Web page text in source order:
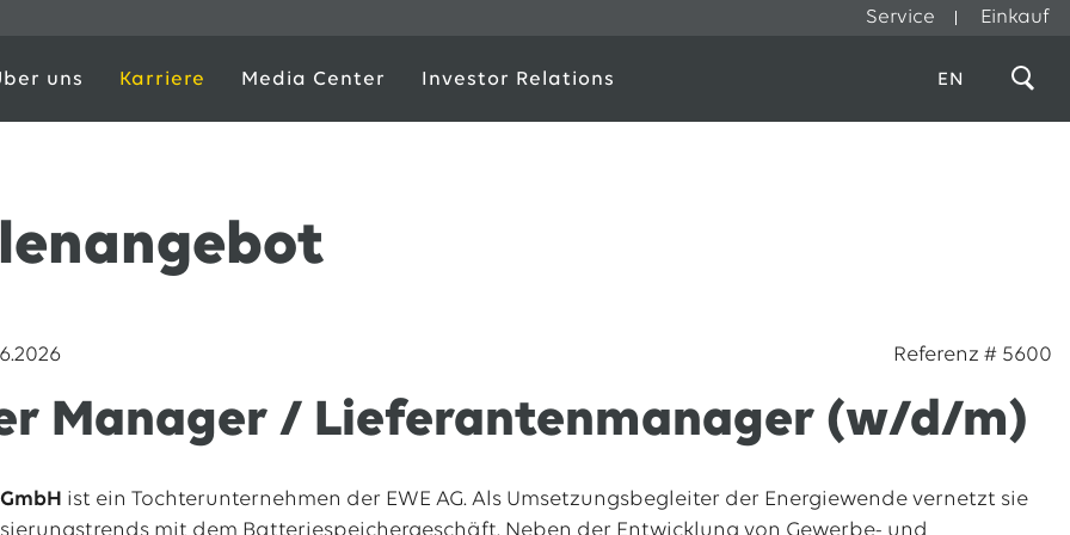
Service Einkauf
uns Karriere Media Center Investor Relations EN
Referenz # 5600
Manager / Lieferantenmanager (w/d/m)
ist ein Tochterunternehmen der EWE AG. Als Umsetzungsbegleiter der Energiewende vernetzt sie